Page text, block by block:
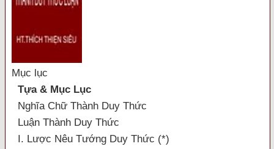
Mục lục
Tựa & Mục Lục
Nghĩa Chữ Thành Duy Thức
Luận Thành Duy Thức
I. Lược Nêu Tướng Duy Thức (*)